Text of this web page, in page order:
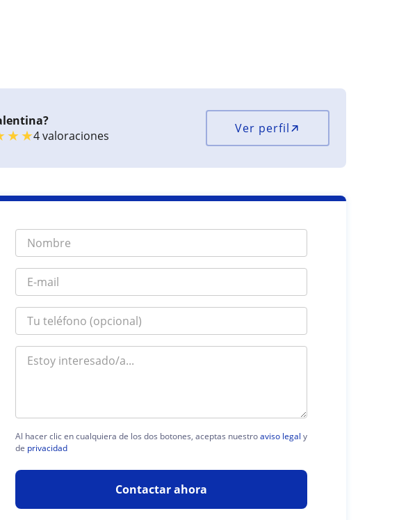
★★4 valoraciones Ver perfil
Al hacer clic en cualquiera de los dos botones, aceptas nuestroaviso legal y
de privacidad
Contactar ahora